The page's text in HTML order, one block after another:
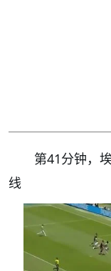
第41分钟，
线